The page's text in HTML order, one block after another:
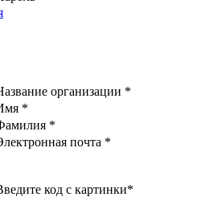
организации *
*
*
почта *
код с картинки*